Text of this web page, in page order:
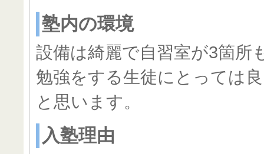
塾内の環境
設備は綺麗で自習室が3箇所
勉強をする生徒にとっては
と思います。
入塾理由